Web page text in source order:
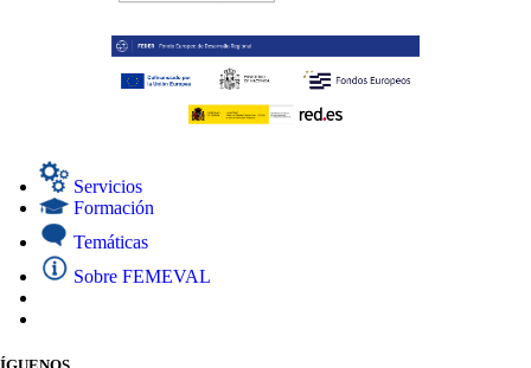
Servicios
Formación
Temáticas
Sobre FEMEVAL